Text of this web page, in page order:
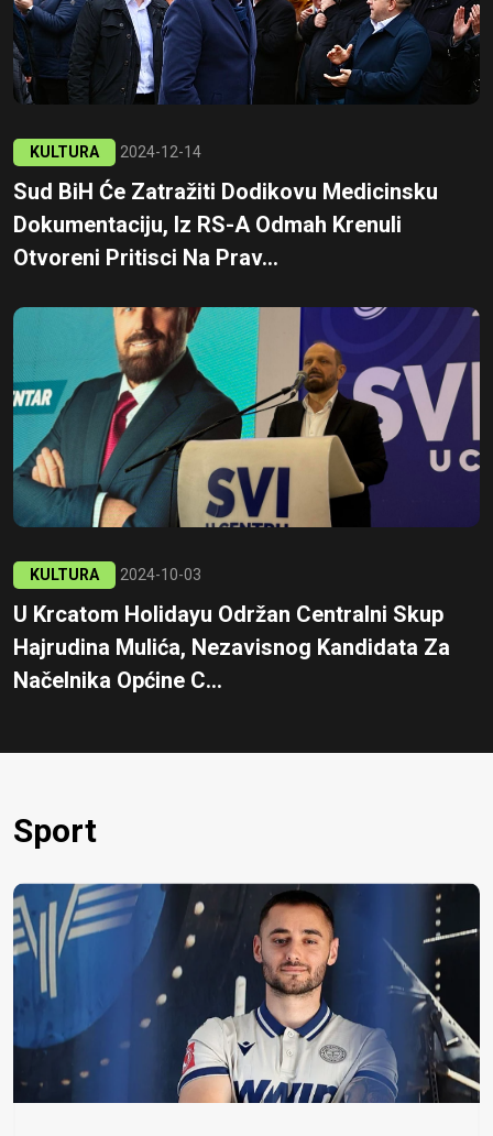
KULTURA 2024-12-14
Sud BiH Će Zatražiti Dodikovu Medicinsku
Dokumentaciju, Iz RS-A Odmah Krenuli
Otvoreni Pritisci Na Prav...
KULTURA 2024-10-03
U Krcatom Holidayu Održan Centralni Skup
Hajrudina Mulića, Nezavisnog Kandidata Za
Načelnika Općine C...
Sport